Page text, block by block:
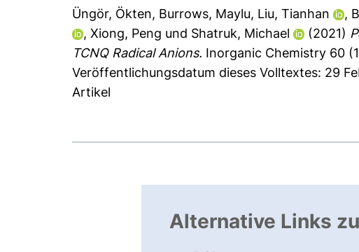
Üngör, Ökten, Burrows, Maylu, Liu, Tianhan ,
,Xiong, Peng und Shatruk, Michael (2021)
TCNQ Radical Anions. Inorganic Chemistry 60
Veröffentlichungsdatum dieses Volltextes: 29
Artikel
Alternative Links